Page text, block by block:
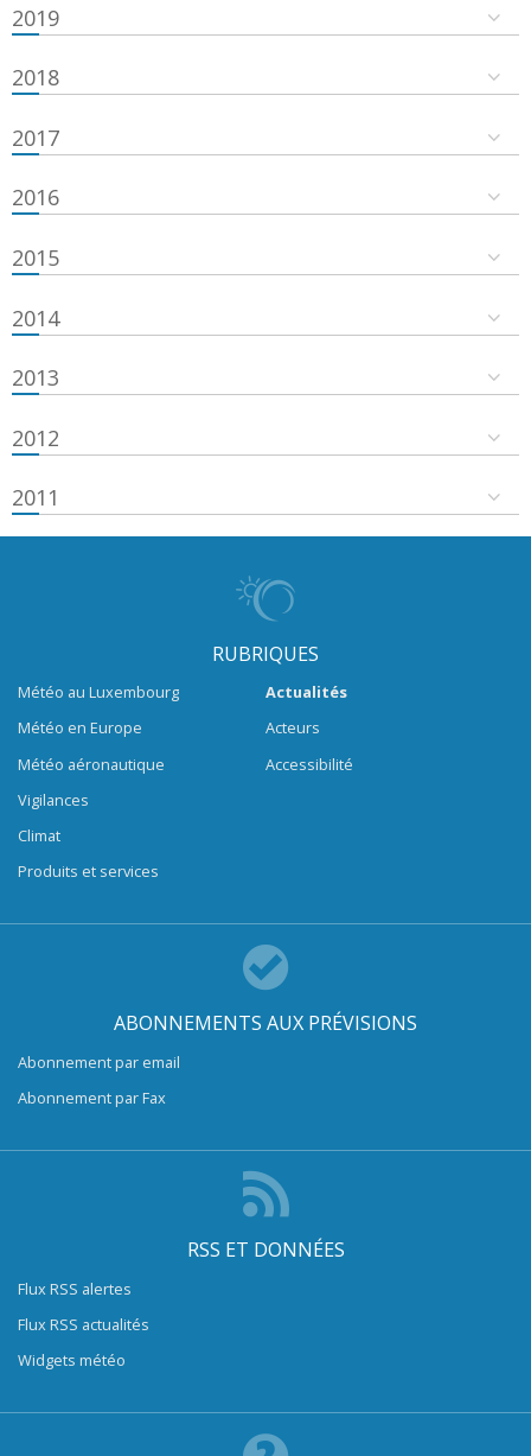
2019
2018
2017
2016
2015
2014
2013
2012
2011
RUBRIQUES
Météo au Luxembourg
Météo en Europe
Météo aéronautique
Vigilances
Climat
Produits et services
Actualités
Acteurs
Accessibilité
ABONNEMENTS AUX PRÉVISIONS
Abonnement par email
Abonnement par Fax
RSS ET DONNÉES
Flux RSS alertes
Flux RSS actualités
Widgets météo